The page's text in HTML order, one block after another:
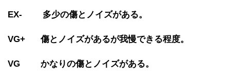
EX- 多少の傷とノイズがある。
VG+ 傷とノイズがあるが我慢できる程度。
VG かなりの傷とノイズがある。